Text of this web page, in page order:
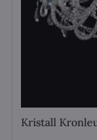
Kristall